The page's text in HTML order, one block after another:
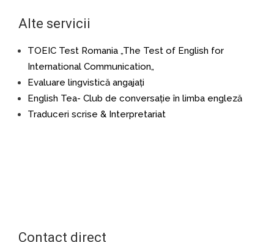
Alte servicii
TOEIC Test Romania „The Test of English for
International Communication„
Evaluare lingvistică angajați
English Tea- Club de conversație în limba engleză
Traduceri scrise & Interpretariat
Contact direct